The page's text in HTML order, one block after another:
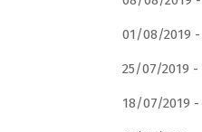
01/08/2019 -
25/07/2019 -
18/07/2019 -